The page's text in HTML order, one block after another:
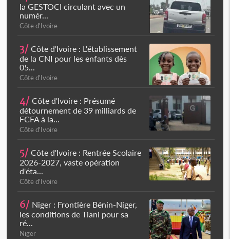
la GESTOCI circulant avec un
numér...
Côte d'Ivoire
3/ Côte d'Ivoire : L'établissement
de la CNI pour les enfants dès
05...
Côte d'Ivoire
4/ Côte d'Ivoire : Présumé
détournement de 39 milliards de
FCFA à la...
Côte d'Ivoire
5/ Côte d'Ivoire : Rentrée Scolaire
2026-2027, vaste opération
d'éta...
Côte d'Ivoire
6/ Niger : Frontière Bénin-Niger,
les conditions de Tiani pour sa
ré...
Niger